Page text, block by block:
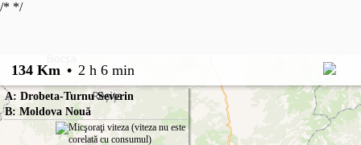
/* */
134 Km • 2 h 6 min
A: Drobeta-Turnu Severin
B: Moldova Nouă